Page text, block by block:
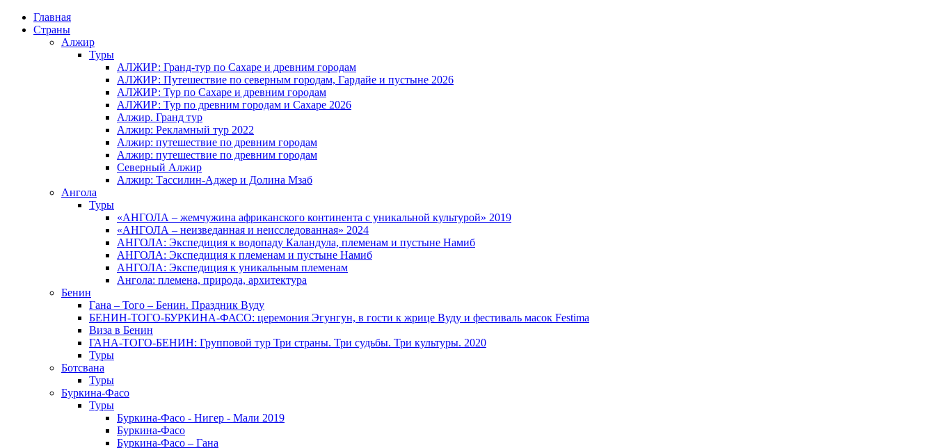
Главная
Страны
Алжир
Туры
АЛЖИР: Гранд-тур по Сахаре и древним городам
АЛЖИР: Путешествие по северным городам, Гардайе и пустыне 2026
АЛЖИР: Тур по Сахаре и древним городам
АЛЖИР: Тур по древним городам и Сахаре 2026
Алжир. Гранд тур
Алжир: Рекламный тур 2022
Алжир: путешествие по древним городам
Алжир: путешествие по древним городам
Северный Алжир
Алжир: Тассилин-Аджер и Долина Мзаб
Ангола
Туры
«АНГОЛА – жемчужина африканского континента с уникальной культурой» 2019
«АНГОЛА – неизведанная и неисследованная» 2024
АНГОЛА: Экспедиция к водопаду Каландула, племенам и пустыне Намиб
АНГОЛА: Экспедиция к племенам и пустыне Намиб
АНГОЛА: Экспедиция к уникальным племенам
Ангола: племена, природа, архитектура
Бенин
Гана – Того – Бенин. Праздник Вуду
БЕНИН-ТОГО-БУРКИНА-ФАСО: церемония Эгунгун, в гости к жрице Вуду и фестиваль масок Festima
Виза в Бенин
ГАНА-ТОГО-БЕНИН: Групповой тур Три страны. Три судьбы. Три культуры. 2020
Туры
Ботсвана
Туры
Буркина-Фасо
Туры
Буркина-Фасо - Нигер - Мали 2019
Буркина-Фасо
Буркина-Фасо – Гана